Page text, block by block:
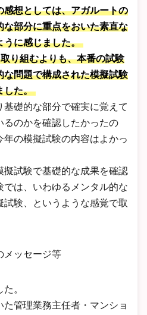
感想としては、アガルートの
な部分に重点をおいた素直な
うに感じました。
り組むよりも、本番の試験
な問題で構成された模擬試験
した。
礎的な部分で確実に覚えて
るのかを確認したかったの
の模擬試験の内容はよかっ
擬試験で基礎的な成果を確認
では、いわゆるメンタル的な
験、というような感覚で取
メッセージ等
。
管理業務主任者・マンショ